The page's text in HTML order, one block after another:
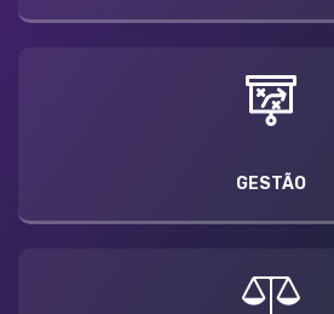
GESTÃO